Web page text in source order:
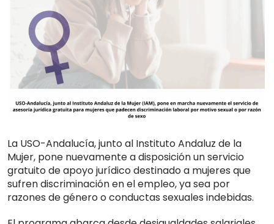
La USO-Andalucía, junto al Instituto Andaluz de la
Mujer, pone nuevamente a disposición un servicio
gratuito de apoyo jurídico destinado a mujeres que
sufren discriminación en el empleo, ya sea por
razones de género o conductas sexuales indebidas.